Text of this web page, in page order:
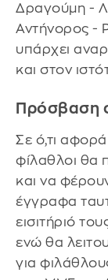
Δραγούμη -
Αντήνορος -
υπάρχει
και στον
Πρόσβαση
Σε ό,τι
φίλαθλοι θα
και να
έγγραφα
εισιτήριό
ενώ θα
για